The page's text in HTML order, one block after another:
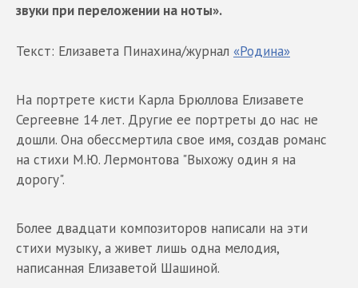
звуки при переложении на ноты».
Текст: Елизавета Пинахина/журнал «Родина»
На портрете кисти Карла Брюллова Елизавете
Сергеевне 14 лет. Другие ее портреты до нас не
дошли. Она обессмертила свое имя, создав романс
на стихи М.Ю. Лермонтова "Выхожу один я на
дорогу".
Более двадцати композиторов написали на эти
стихи музыку, а живет лишь одна мелодия,
написанная Елизаветой Шашиной.